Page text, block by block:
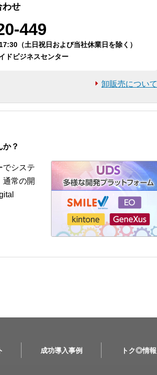
わせ
449
（土日祝日および当社休業日を除く）
ドビジネスセンター
卸販売について
？
でシステ
通常の開
成功導入事例 トク◎情報